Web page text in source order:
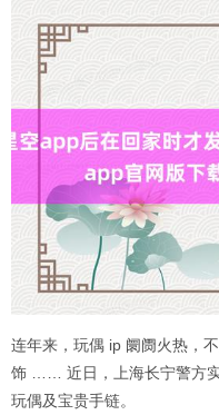
连年来，玩偶 ip 阛阓火热，
饰 …… 近日，上海长宁警方
玩偶及宝贵手链。